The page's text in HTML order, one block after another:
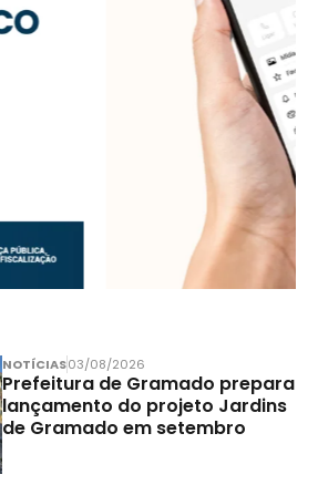
NOTÍCIAS03/08/2026
Prefeitura de Gramado prepara
lançamento do projeto Jardins
de Gramado em setembro